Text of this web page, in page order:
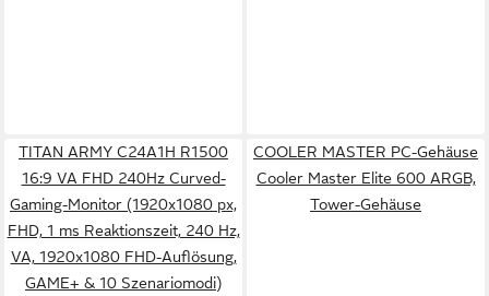
TITAN ARMY C24A1H R1500
16:9 VA FHD 240Hz Curved-
Gaming-Monitor (1920x1080 px,
FHD, 1 ms Reaktionszeit, 240 Hz,
VA, 1920x1080 FHD-Auflösung,
GAME+ & 10 Szenariomodi)
COOLER MASTER PC-Gehäuse
Cooler Master Elite 600 ARGB,
Tower-Gehäuse